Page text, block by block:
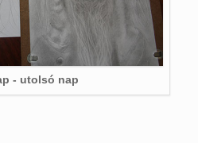
- utolsó nap